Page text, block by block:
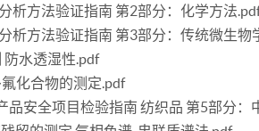
析方法验证指南 第2部分：化学方法
析方法验证指南 第3部分：传统微生物
防水透湿性.pdf
化合物的测定.pdf
品安全项目检验指南 纺织品 第5部分：